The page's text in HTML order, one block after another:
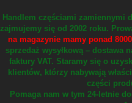
Handlem częściami zamiennymi
zajmujemy się od 2002 roku.
na magazynie mamy ponad
sprzedaż wysyłkową – dostawa
faktury VAT. Staramy się o
klientów, którzy nabywają
części
Pomaga nam w tym 24-letnie